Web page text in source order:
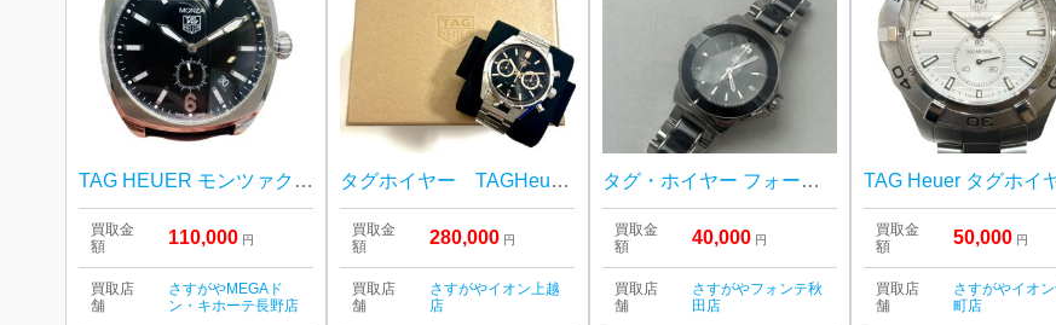
TAG HEUER モンツァクラシックオートマチック タグホイヤー
買取金
額
110,000 円
買取店
舗
さすがやMEGAド
ン・キホーテ長野店
タグホイヤー TAGHeuer カレラキャリバー02 日本限定2022年モデル
買取金
額
280,000 円
買取店
舗
さすがやイオン上越
店
タグ・ホイヤー フォーミュラ1
買取金
額
40,000 円
買取店
舗
さすがやフォンテ秋
田店
買取金
額
50,000 円
買取店
舗
さすがやイオン
町店